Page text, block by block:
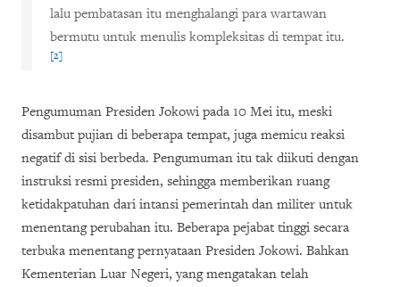
lalu pembatasan itu menghalangi para wartawan
bermutu untuk menulis kompleksitas di tempat itu.
[2]
Pengumuman Presiden Jokowi pada 10 Mei itu, meski
disambut pujian di beberapa tempat, juga memicu reaksi
negatif di sisi berbeda. Pengumuman itu tak diikuti dengan
instruksi resmi presiden, sehingga memberikan ruang
ketidakpatuhan dari intansi pemerintah dan militer untuk
menentang perubahan itu. Beberapa pejabat tinggi secara
terbuka menentang pernyataan Presiden Jokowi. Bahkan
Kementerian Luar Negeri, yang mengatakan telah